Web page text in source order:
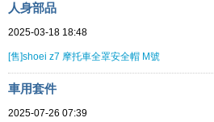
人身部品
2025-03-18 18:48
[售]shoei z7 摩托車全罩安全帽 M號
車用套件
2025-07-26 07:39